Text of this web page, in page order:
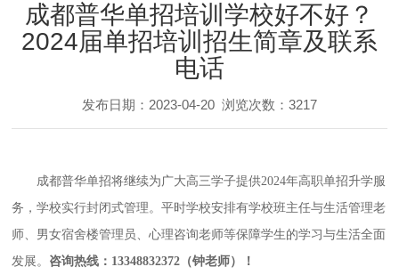
成都普华单招培训学校好不好？
2024届单招培训招生简章及联系
电话
发布日期：2023-04-20 浏览次数：3217
成都普华单招将继续为广大高三学子提供2024年高职单招升学服
务，学校实行封闭式管理。平时学校安排有学校班主任与生活管理老
师、男女宿舍楼管理员、心理咨询老师等保障学生的学习与生活全面
发展。 咨询热线： 13348832372（钟老师）！